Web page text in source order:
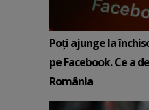
Poți ajunge la
pe Facebook. Ce a
România